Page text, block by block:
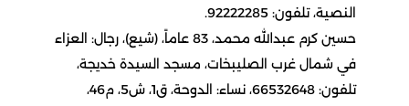
النصية، تلفون: 92222285.
حسين كرم عبدالله محمد، 83 عاماً، (شيع)، رجال: العزاء
في شمال غرب الصليبخات، مسجد السيدة خديجة،
تلفون: 66532648، نساء: الدوحة، ق1، ش5، م46،